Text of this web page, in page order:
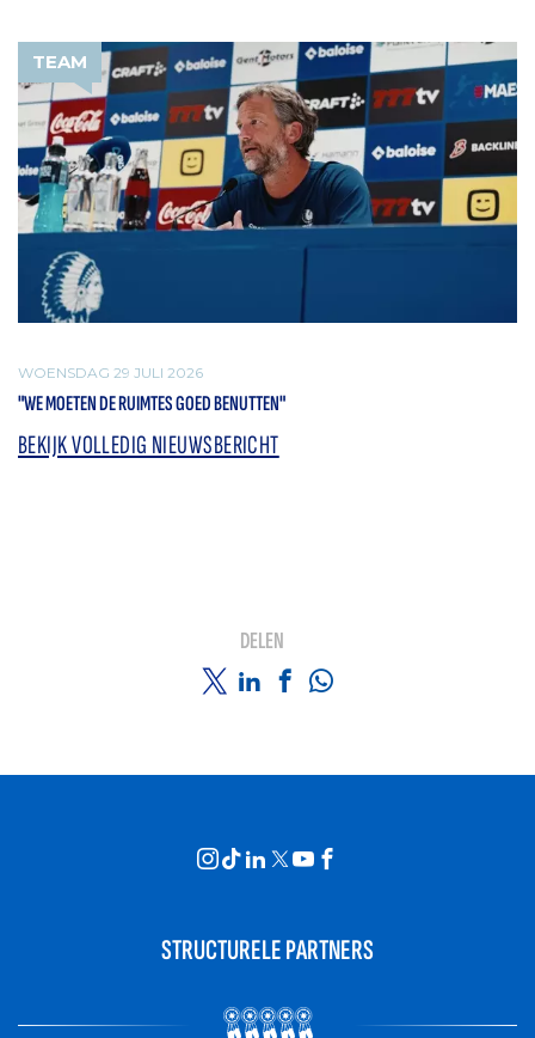
TEAM
WOENSDAG 29 JULI 2026
"WE MOETEN DE RUIMTES GOED BENUTTEN"
BEKIJK VOLLEDIG NIEUWSBERICHT
DELEN
STRUCTURELE PARTNERS